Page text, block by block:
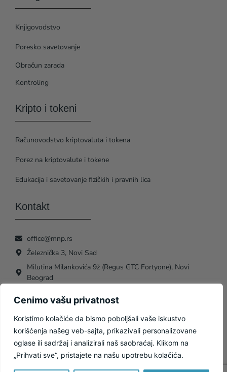
Cenimo vašu privatnost
Koristimo kolačiće da bismo poboljšali vaše iskustvo
korišćenja našeg veb-sajta, prikazivali personalizovane
oglase ili sadržaj i analizirali naš saobraćaj. Klikom na
„Prihvati sve“, pristajete na našu upotrebu kolačića.
Knjigovodstvo
Poresko savetovanje
Obračun zarada
Kontroling
Kripto i tokeni
Računovodstvo kriptovaluta i tokena
Porez na kriptovalute i tokene
Edukacija i savetovanje fizičkih i pravnih lica
Kontakt
office@mnp.rs
Železnička 3, Novi Sad
Milutina Milankovića 9ž (Regus GTC Fortyone), Novi
Beograd
© MNP ADVISORY. Sva prava zadržana Politika privatnosti i zaštita podataka
kolačića